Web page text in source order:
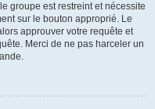
groupe est restreint et nécessite
sur le bouton approprié. Le
approuver votre requête et
Merci de ne pas harceler un